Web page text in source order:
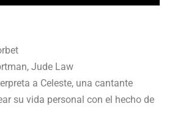
Jude Law
a Celeste, una cantante
su vida personal con el hecho de